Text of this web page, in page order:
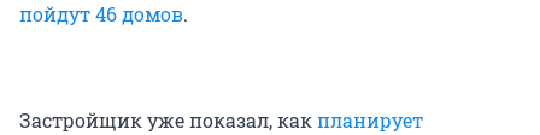
пойдут 46 домов.
Застройщик уже показал, какпланирует